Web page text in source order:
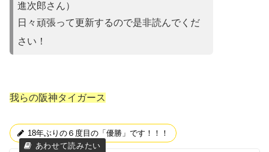
進次郎さん）
日々頑張って更新するので是非読んでくだ
さい！
我らの阪神タイガース
18年ぶりの６度目の「優勝」です！！！